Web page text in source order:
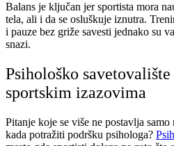
Balans je ključan jer sportista mora
tela, ali i da se osluškuje iznutra.
i pauze bez griže savesti jednako su
snazi.
Psihološko
sportskim izazovima
Pitanje koje se više ne postavlja
kada potražiti podršku psihologa?